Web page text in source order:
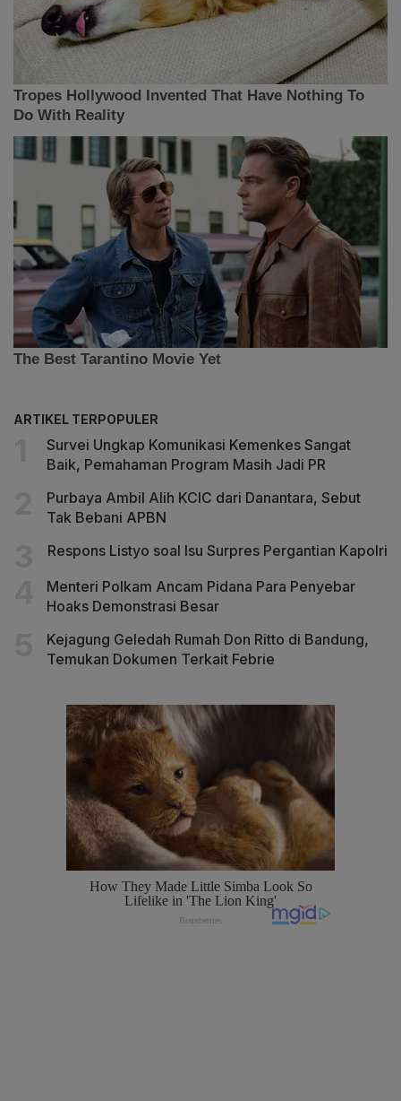
ARTIKEL TERPOPULER
Survei Ungkap Komunikasi Kemenkes Sangat
Baik, Pemahaman Program Masih Jadi PR
Purbaya Ambil Alih KCIC dari Danantara, Sebut
Tak Bebani APBN
Respons Listyo soal Isu Surpres Pergantian Kapolri
Menteri Polkam Ancam Pidana Para Penyebar
Hoaks Demonstrasi Besar
Kejagung Geledah Rumah Don Ritto di Bandung,
Temukan Dokumen Terkait Febrie